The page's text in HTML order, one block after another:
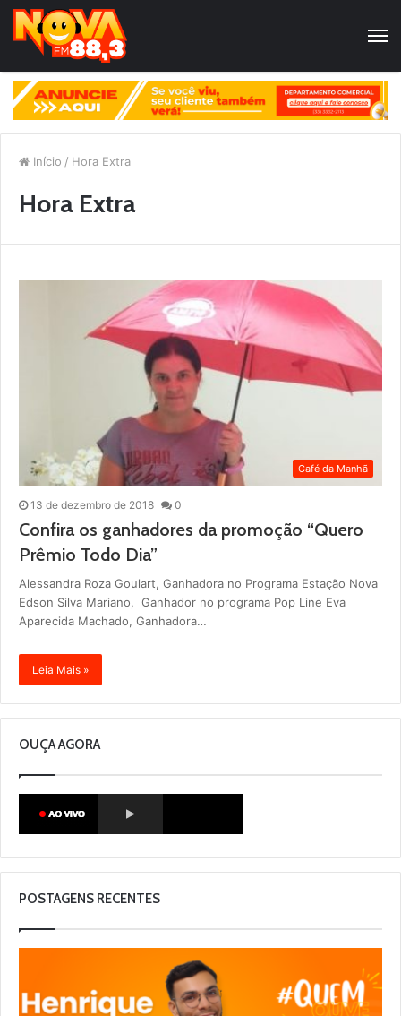
Início / Hora Extra
Hora Extra
Café da Manhã
13 de dezembro de 2018 0
Confira os ganhadores da promoção “Quero
Prêmio Todo Dia”
Alessandra Roza Goulart, Ganhadora no Programa Estação Nova
Edson Silva Mariano, Ganhador no programa Pop Line Eva
Aparecida Machado, Ganhadora…
Leia Mais »
OUÇA AGORA
POSTAGENS RECENTES